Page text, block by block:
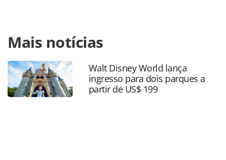
https://www.panrotas.com.br/mercado/eventos/2018/06/
anuncia-novidades-para-edicao-de-2019-
confira_156692.html ou as ferramentas oferecidas na
página. Todo o conteúdo produzido pela PANROTAS
Editora é protegido pela legislação brasileira sobre direito
autoral. Não reproduza o conteúdo sem autorização da
Mais notícias
Walt Disney World lança
ingresso para dois parques a
partir de US$ 199